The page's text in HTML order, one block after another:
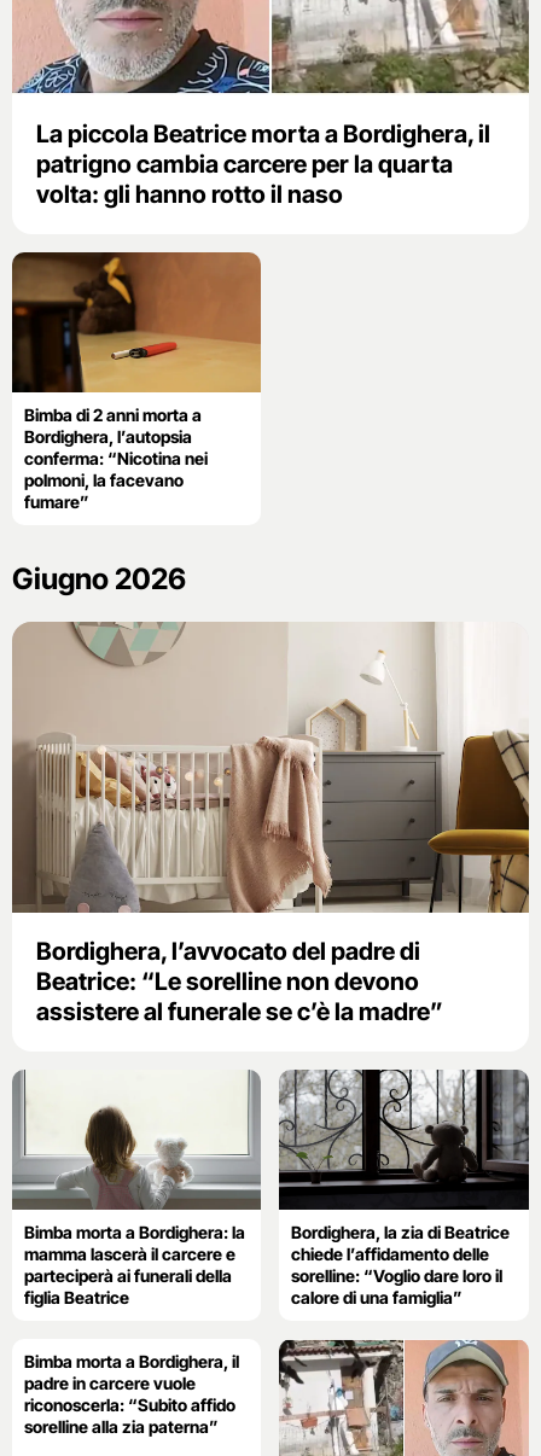
La piccola Beatrice morta a Bordighera, il
patrigno cambia carcere per la quarta
volta: gli hanno rotto il naso
Bimba di 2 anni morta a
Bordighera, l’autopsia
conferma: “Nicotina nei
polmoni, la facevano
fumare”
Giugno 2026
Bordighera, l’avvocato del padre di
Beatrice: “Le sorelline non devono
assistere al funerale se c’è la madre”
Bimba morta a Bordighera: la
mamma lascerà il carcere e
parteciperà ai funerali della
figlia Beatrice
Bordighera, la zia di Beatrice
chiede l’affidamento delle
sorelline: “Voglio dare loro il
calore di una famiglia”
Bimba morta a Bordighera, il
padre in carcere vuole
riconoscerla: “Subito affido
sorelline alla zia paterna”